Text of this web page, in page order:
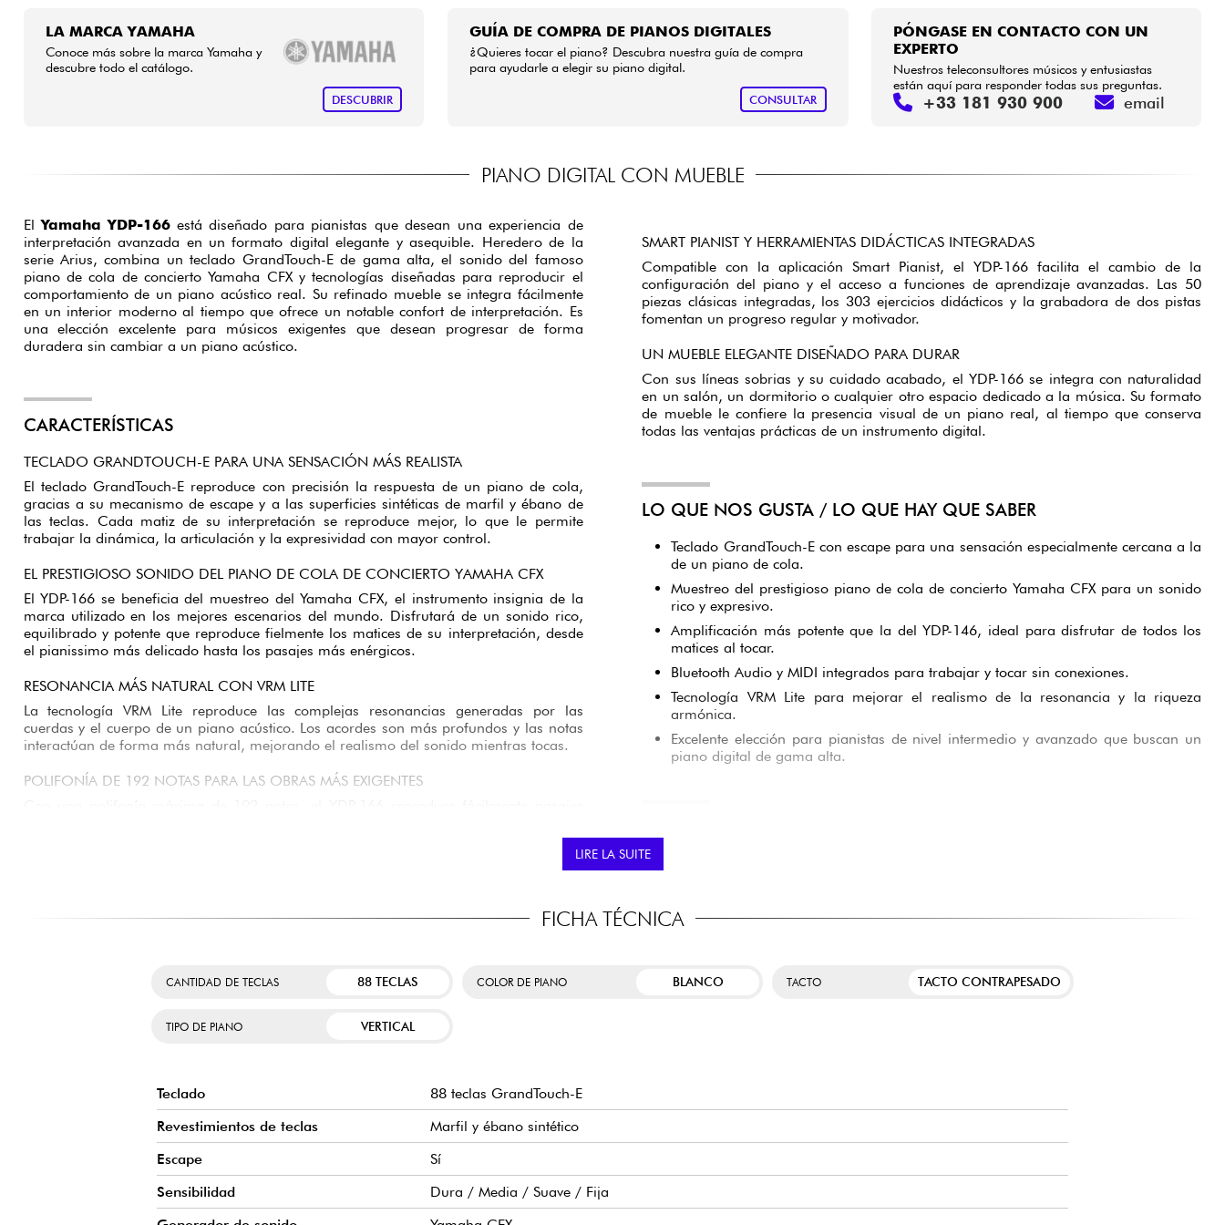
LA MARCA YAMAHA
Conoce más sobre la marca Yamaha y
descubre todo el catálogo.
DESCUBRIR
GUÍA DE COMPRA DE PIANOS DIGITALES
¿Quieres tocar el piano? Descubra nuestra guía de compra
para ayudarle a elegir su piano digital.
CONSULTAR
PÓNGASE EN CONTACTO CON UN
EXPERTO
Nuestros teleconsultores músicos y entusiastas
están aquí para responder todas sus preguntas.
+33 181 930 900 email
PIANO DIGITAL CON MUEBLE
ElYamaha YDP-166está diseñado para pianistas que desean una experiencia de
interpretación avanzada en un formato digital elegante y asequible. Heredero de la
serie Arius, combina un teclado GrandTouch-E de gama alta, el sonido del famoso
piano de cola de concierto Yamaha CFX y tecnologías diseñadas para reproducir el
comportamiento de un piano acústico real. Su refinado mueble se integra fácilmente
en un interior moderno al tiempo que ofrece un notable confort de interpretación. Es
una elección excelente para músicos exigentes que desean progresar de forma
duradera sin cambiar a un piano acústico.
CARACTERÍSTICAS
TECLADO GRANDTOUCH-E PARA UNA SENSACIÓN MÁS REALISTA
El teclado GrandTouch-E reproduce con precisión la respuesta de un piano de cola,
gracias a su mecanismo de escape y a las superficies sintéticas de marfil y ébano de
las teclas. Cada matiz de su interpretación se reproduce mejor, lo que le permite
trabajar la dinámica, la articulación y la expresividad con mayor control.
EL PRESTIGIOSO SONIDO DEL PIANO DE COLA DE CONCIERTO YAMAHA CFX
El YDP-166 se beneficia del muestreo del Yamaha CFX, el instrumento insignia de la
marca utilizado en los mejores escenarios del mundo. Disfrutará de un sonido rico,
equilibrado y potente que reproduce fielmente los matices de su interpretación, desde
el pianissimo más delicado hasta los pasajes más enérgicos.
RESONANCIA MÁS NATURAL CON VRM LITE
La tecnología VRM Lite reproduce las complejas resonancias generadas por las
cuerdas y el cuerpo de un piano acústico. Los acordes son más profundos y las notas
interactúan de forma más natural, mejorando el realismo del sonido mientras tocas.
POLIFONÍA DE 192 NOTAS PARA LAS OBRAS MÁS EXIGENTES
toda la riqueza armónica de su interpretación, incluso en el repertorio clásico
Su amplificación de 20 W por canal, combinada con altavoces equipados con
Transmite tus canciones favoritas directamente desde un smartphone o tablet mediante
SMART PIANIST Y HERRAMIENTAS DIDÁCTICAS INTEGRADAS
Compatible con la aplicación Smart Pianist, el YDP-166 facilita el cambio de la
configuración del piano y el acceso a funciones de aprendizaje avanzadas. Las 50
piezas clásicas integradas, los 303 ejercicios didácticos y la grabadora de dos pistas
fomentan un progreso regular y motivador.
UN MUEBLE ELEGANTE DISEÑADO PARA DURAR
Con sus líneas sobrias y su cuidado acabado, el YDP-166 se integra con naturalidad
en un salón, un dormitorio o cualquier otro espacio dedicado a la música. Su formato
de mueble le confiere la presencia visual de un piano real, al tiempo que conserva
todas las ventajas prácticas de un instrumento digital.
LO QUE NOS GUSTA / LO QUE HAY QUE SABER
Teclado GrandTouch-E con escape para una sensación especialmente cercana a la
de un piano de cola.
Muestreo del prestigioso piano de cola de concierto Yamaha CFX para un sonido
rico y expresivo.
Amplificación más potente que la del YDP-146, ideal para disfrutar de todos los
matices al tocar.
Bluetooth Audio y MIDI integrados para trabajar y tocar sin conexiones.
Tecnología VRM Lite para mejorar el realismo de la resonancia y la riqueza
armónica.
Excelente elección para pianistas de nivel intermedio y avanzado que buscan un
piano digital de gama alta.
de un piano acústico.
Adultos apasionados que buscan un piano elegante y de alto rendimiento para el
hogar.
LIRE LA SUITE
FICHA TÉCNICA
CANTIDAD DE TECLAS 88 TECLAS COLOR DE PIANO BLANCO TACTO TACTO CONTRAPESADO
TIPO DE PIANO VERTICAL
Teclado
88 teclas GrandTouch-E
Revestimientos de teclas
Marfil y ébano sintético
Escape
Sí
Sensibilidad
Dura / Media / Suave / Fija